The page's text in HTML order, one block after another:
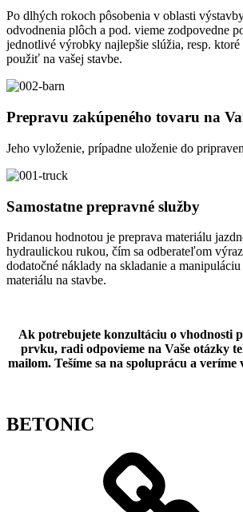
Po dlhých rokoch pôsobenia v oblasti
odvodnenia plôch a pod. vieme zodpovedne
jednotlivé výrobky najlepšie slúžia, resp.
použiť na vašej stavbe.
Prepravu zakúpeného tovaru na
Jeho vyloženie, prípadne uloženie do
Samostatne prepravné služby
Pridanou hodnotou je preprava materiálu
hydraulickou rukou, čím sa odberateľom
dodatočné náklady na skladanie a
materiálu na stavbe.
Ak potrebujete konzultáciu o vhodnosti
prvku, radi odpovieme na Vaše otázky
mailom. Tešíme sa na spoluprácu a
BETONIC